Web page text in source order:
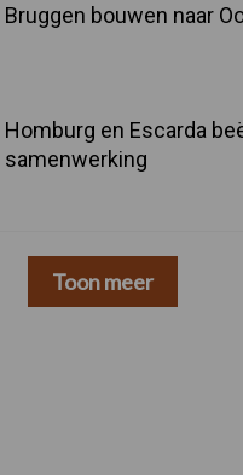
Bruggen bouwen naar
Homburg en Escarda
samenwerking
Toon meer